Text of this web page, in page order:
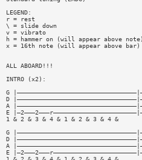
LEGEND:
r = rest
\ = slide down
v = vibrato
h = hammer on (will appear above note)
x = 16th note (will appear above bar)
ALL ABOARD!!!
INTRO (x2):
G
D
A
E
1 & 2 & 3 & 4 & 1 & 2 & 3 & 4 &
G
D
A
E